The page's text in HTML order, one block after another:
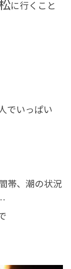
に行くこと
でいっぱい
帯、潮の状況